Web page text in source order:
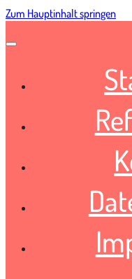
Zum Hauptinhalt springen